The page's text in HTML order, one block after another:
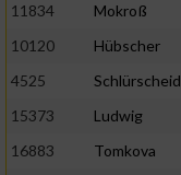
11834
Mokroß
10120
Hübscher
4525
Schlürscheid
15373
Ludwig
16883
Tomkova